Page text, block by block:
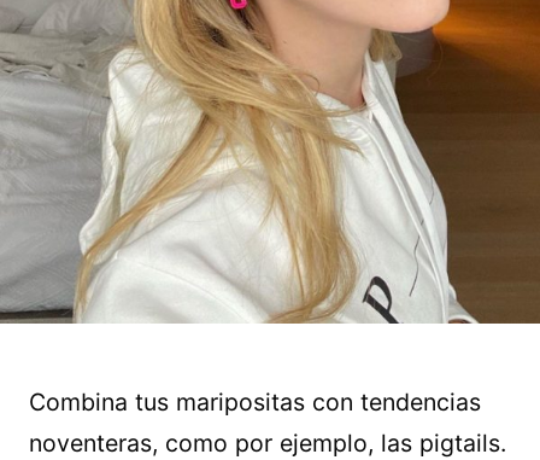
Combina tus maripositas con tendencias
noventeras, como por ejemplo, las pigtails.